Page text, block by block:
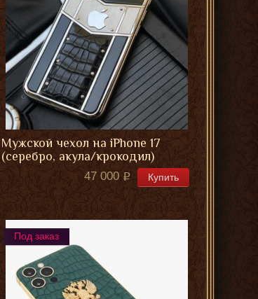
Мужской чехол на iPhone 17
(серебро, акула/крокодил)
47 000 Купить
Под заказ